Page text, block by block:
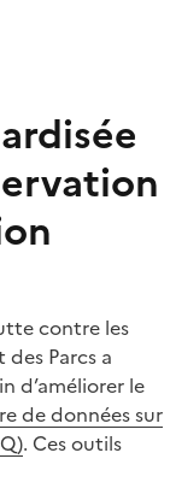
contre les
Parcs a
d’améliorer le
de données sur
. Ces outils